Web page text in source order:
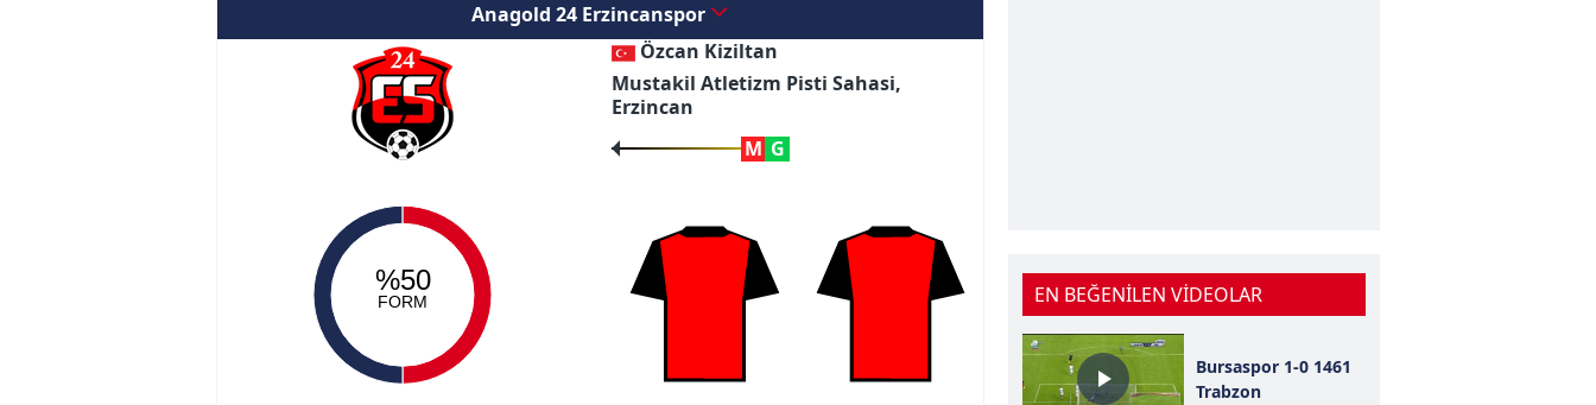
Anagold 24 Erzincanspor
Özcan Kiziltan
Mustakil Atletizm Pisti Sahasi,
Erzincan
M G
%50
FORM EN BEĞENİLEN VİDEOLAR
Bursaspor 1-0 1461
Trabzon